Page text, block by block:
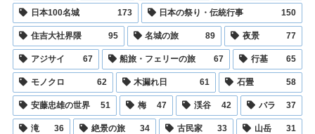
日本100名城 173 日本の祭り・伝統行事 150
住吉大社界隈 95 名城の旅 89 夜景 77
アジサイ 67 船旅・フェリーの旅 67 行基 65
モノクロ 62 木漏れ日 61 石畳 58
安藤忠雄の世界 51 梅 47 渓谷 42 バラ 37
滝 36 絶景の旅 34 古民家 33 山岳 31